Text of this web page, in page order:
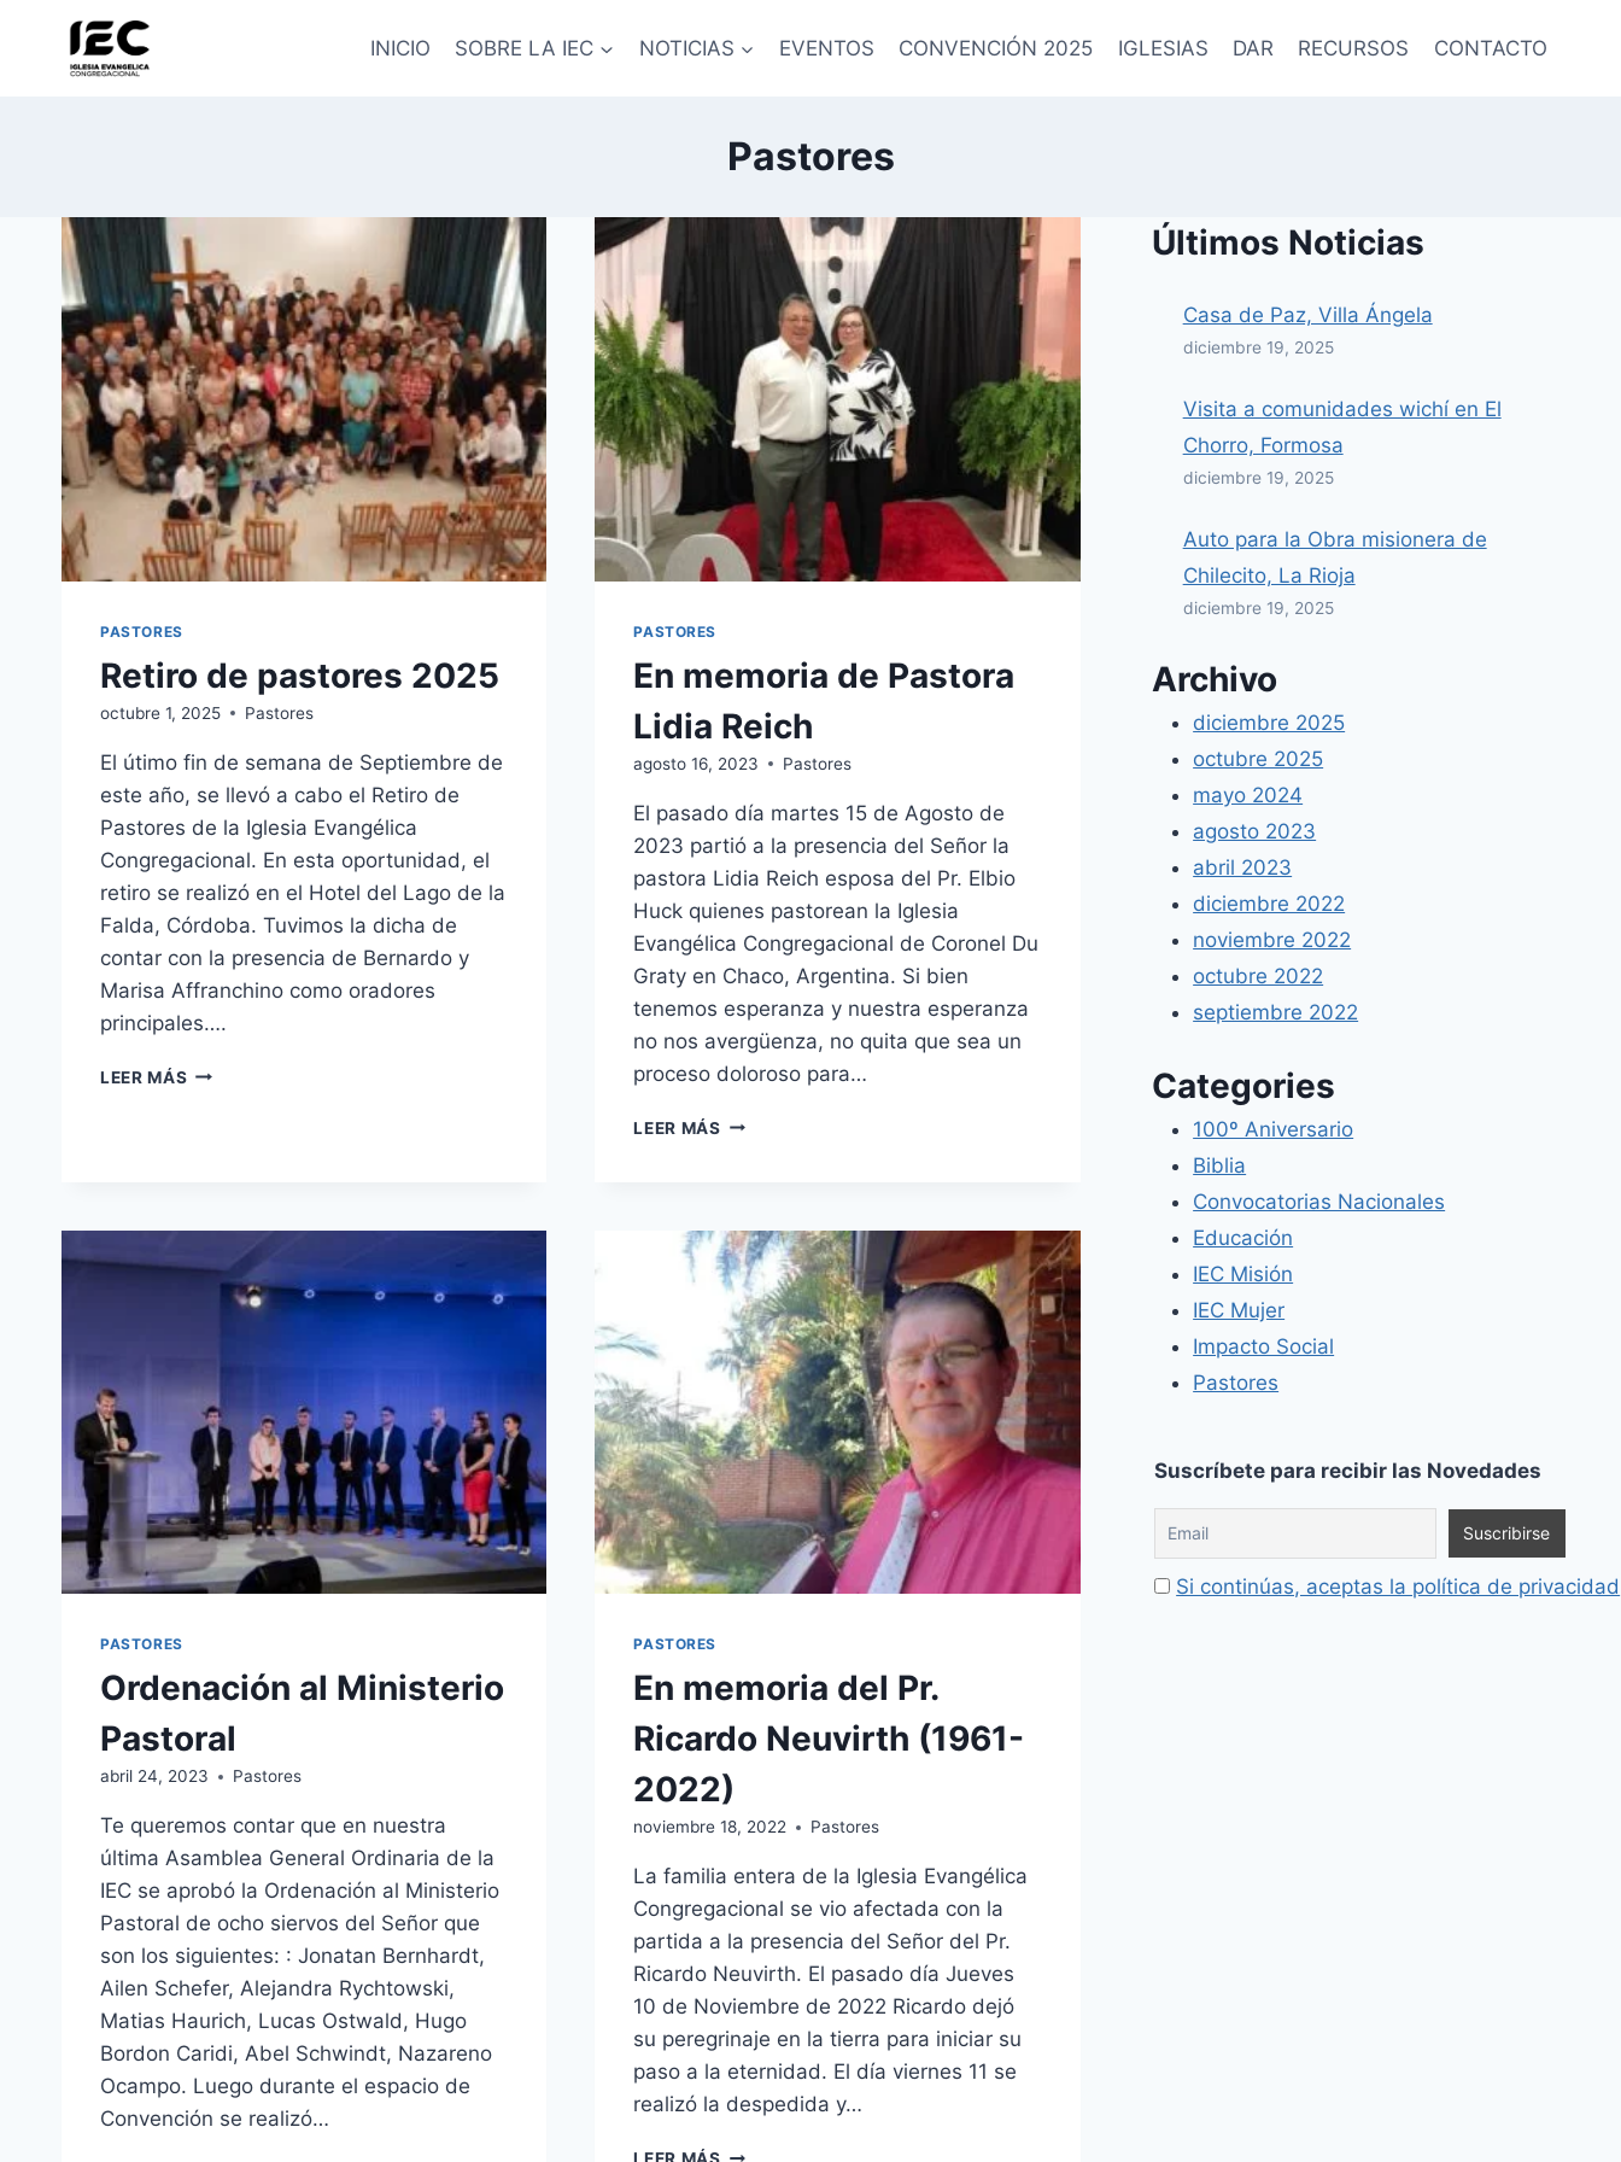
contenido
INICIO SOBRE LA IEC NOTICIAS EVENTOS CONVENCIÓN 2025 IGLESIAS DAR RECURSOS CONTACTO
Pastores
PASTORES
Retiro de pastores 2025
octubre 1, 2025 Pastores
El útimo fin de semana de Septiembre de
este año, se llevó a cabo el Retiro de
Pastores de la Iglesia Evangélica
Congregacional. En esta oportunidad, el
retiro se realizó en el Hotel del Lago de la
Falda, Córdoba. Tuvimos la dicha de
contar con la presencia de Bernardo y
Marisa Affranchino como oradores
principales….
LEER MÁS RETIRO
PASTORES
En memoria de Pastora
Lidia Reich
agosto 16, 2023 Pastores
El pasado día martes 15 de Agosto de
2023 partió a la presencia del Señor la
pastora Lidia Reich esposa del Pr. Elbio
Huck quienes pastorean la Iglesia
Evangélica Congregacional de Coronel Du
Graty en Chaco, Argentina. Si bien
tenemos esperanza y nuestra esperanza
no nos avergüenza, no quita que sea un
proceso doloroso para…
LEER MÁS EN
REICH
PASTORES
Ordenación al Ministerio
Pastoral
abril 24, 2023 Pastores
Te queremos contar que en nuestra
última Asamblea General Ordinaria de la
IEC se aprobó la Ordenación al Ministerio
Pastoral de ocho siervos del Señor que
son los siguientes: : Jonatan Bernhardt,
Ailen Schefer, Alejandra Rychtowski,
Matias Haurich, Lucas Ostwald, Hugo
Bordon Caridi, Abel Schwindt, Nazareno
Ocampo. Luego durante el espacio de
Convención se realizó…
PASTORES
En memoria del Pr.
Ricardo Neuvirth (1961-
2022)
noviembre 18, 2022 Pastores
La familia entera de la Iglesia Evangélica
Congregacional se vio afectada con la
partida a la presencia del Señor del Pr.
Ricardo Neuvirth. El pasado día Jueves
10 de Noviembre de 2022 Ricardo dejó
su peregrinaje en la tierra para iniciar su
paso a la eternidad. El día viernes 11 se
realizó la despedida y…
EN
Últimos Noticias
Casa de Paz, Villa Ángela
diciembre 19, 2025
Visita a comunidades wichí en El
Chorro, Formosa
diciembre 19, 2025
Auto para la Obra misionera de
Chilecito, La Rioja
diciembre 19, 2025
Archivo
diciembre 2025
octubre 2025
mayo 2024
agosto 2023
abril 2023
diciembre 2022
noviembre 2022
octubre 2022
septiembre 2022
Categories
100º Aniversario
Biblia
Convocatorias Nacionales
Educación
IEC Misión
IEC Mujer
Impacto Social
Pastores
Suscríbete para recibir las Novedades
Si continúas, aceptas la política de privacidad